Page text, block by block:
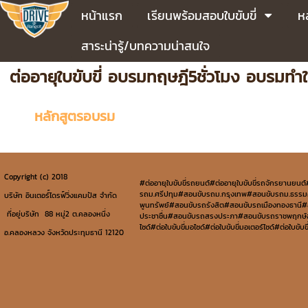
หน้าแรก เรียนพร้อมสอบใบขับขี่
สาระน่ารู้/บทความน่าสนใจ
ต่ออายุใบขับขี่ อบรมทฤษฎี5ชั่วโมง อบรมทำ
หลักสูตรอบรม
Copyright (c) 2018
บริษัท อินเตอร์์ไดรฟ์วิ่งแคมปัส จำกัด
ที่อยู่บริษัท 88 หมู่2 ต.คลองหนึ่ง
อ.คลองหลวง จังหวัดประทุมธานี 12120
#ต่ออายุใบขับขี่รถยนต์#ต่ออายุใบขับขี่รถจักรยานย
รถม.ศรีปทุม#สอนขับรถม.กรุงเทพ#สอนขับรถม.ธรร
พูนทรัพย์#สอนขับรถรังสิต#สอนขับรถเมืองทองธานี
ประชาชื่น#สอนขับรถสรงประภา#สอนขับรถราชพฤก
ไซด์#ต่อใบขับขี่มอไซด์#ต่อใบขับขี่มอเตอร์ไซด์#ต่อใบ